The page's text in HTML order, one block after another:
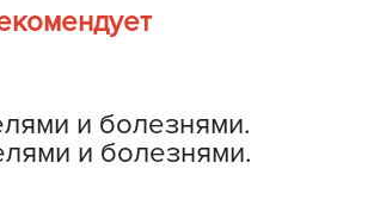
и болезнями.
и болезнями.